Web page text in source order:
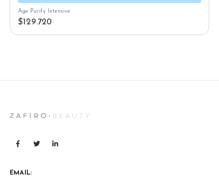
Age Purify Intensive
$129.720
EMAIL: